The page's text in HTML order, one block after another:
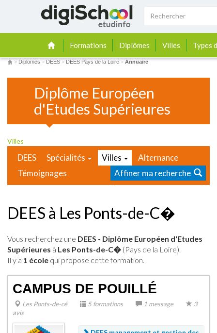
Formations Diplômes Villes Types
> Diplomes > DEES > DEES Pays de la Loire > Annuaire
Diplôme Européen
d'Etudes Supérieures
Villes
DEES Spécialités Villes
Alternance
Témoignages
Affiner ma recherche
DEES à Les Ponts-de-C�
Vous recherchez une DEES - Diplôme Européen d'Etudes
Supérieures à Les Ponts-de-C� (Pays de la Loire).
Il y a 1 école qui propose cette formation.
CAMPUS DE POUILLÉ
Les Ponts-de-cé 5 formations 1 message
3
avis